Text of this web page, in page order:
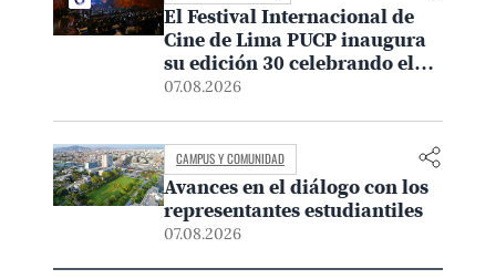
El Festival Internacional de
Cine de Lima PUCP inaugura
su edición 30 celebrando el
poder del encuentro
07.08.2026
CAMPUS Y COMUNIDAD
Avances en el diálogo con los
representantes estudiantiles
07.08.2026